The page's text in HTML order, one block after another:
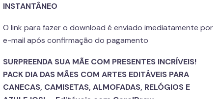
INSTANTÂNEO
O link para fazer o download é enviado imediatamente por
e-mail após confirmação do pagamento
SURPREENDA SUA MÃE COM PRESENTES INCRÍVEIS!
PACK DIA DAS MÃES COM ARTES EDITÁVEIS PARA
CANECAS, CAMISETAS, ALMOFADAS, RELÓGIOS E